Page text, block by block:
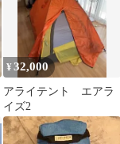
¥32,000
アライテント エアラ
イズ2